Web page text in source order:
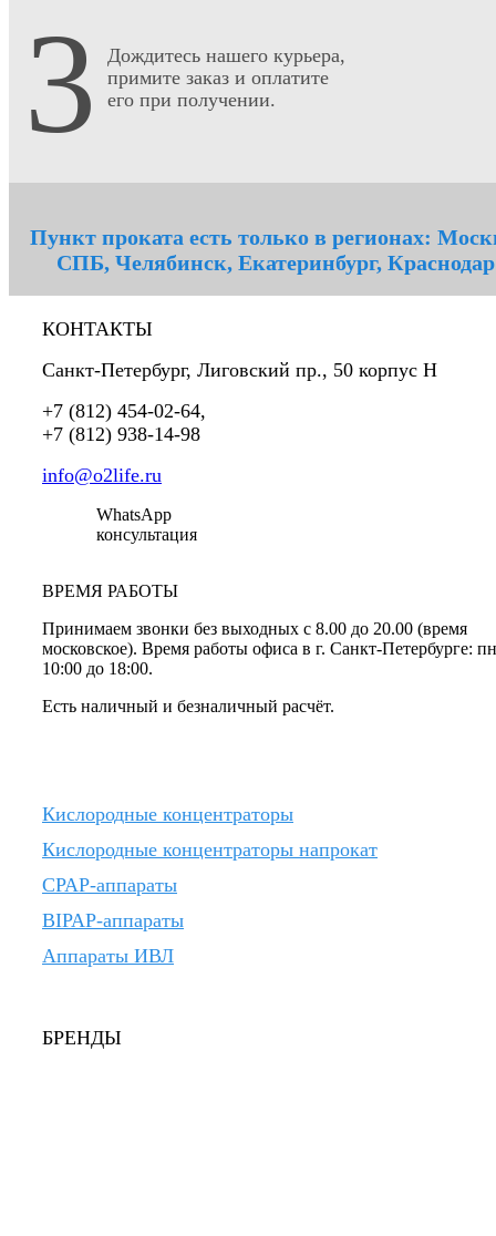
3
Дождитесь нашего курьера,
примите заказ и оплатите
его при получении.
Пункт проката есть только в регионах:
СПБ, Челябинск, Екатеринбург, Краснодар
КОНТАКТЫ
Санкт-Петербург, Лиговский пр., 50 корпус Н
+7 (812) 454-02-64,
+7 (812) 938-14-98
info@o2life.ru
WhatsApp
консультация
ВРЕМЯ РАБОТЫ
Принимаем звонки без выходных с 8.00 до 20.00 (время
московское). Время работы офиса в г. Санкт-Петербурге:
10:00 до 18:00.
Есть наличный и безналичный расчёт.
Кислородные концентраторы
Кислородные концентраторы напрокат
CPAP-аппараты
BIPAP-аппараты
Аппараты ИВЛ
БРЕНДЫ